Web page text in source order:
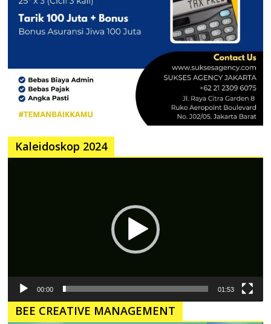
Kaleidoskop 2024
00:00 01:53
BEE CREATIVE MANAGEMENT